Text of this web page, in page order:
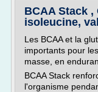
BCAA Stack
isoleucine,
Les BCAA et la
importants pour
masse, en
BCAA Stack
l'organisme